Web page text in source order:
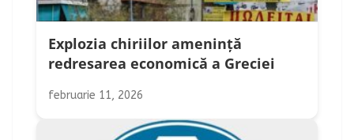
Explozia chiriilor amenință
redresarea economică a Greciei
februarie 11, 2026